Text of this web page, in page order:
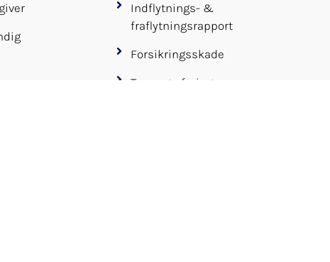
Indflytnings- &
fraflytningsrapport
Forsikringsskade
Termografering